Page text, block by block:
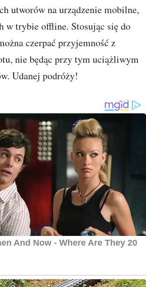
utworów na urządzenie mobilne,
w trybie offline. Stosując się do
czerpać przyjemność z
nie będąc przy tym uciążliwym
Udanej podróży!